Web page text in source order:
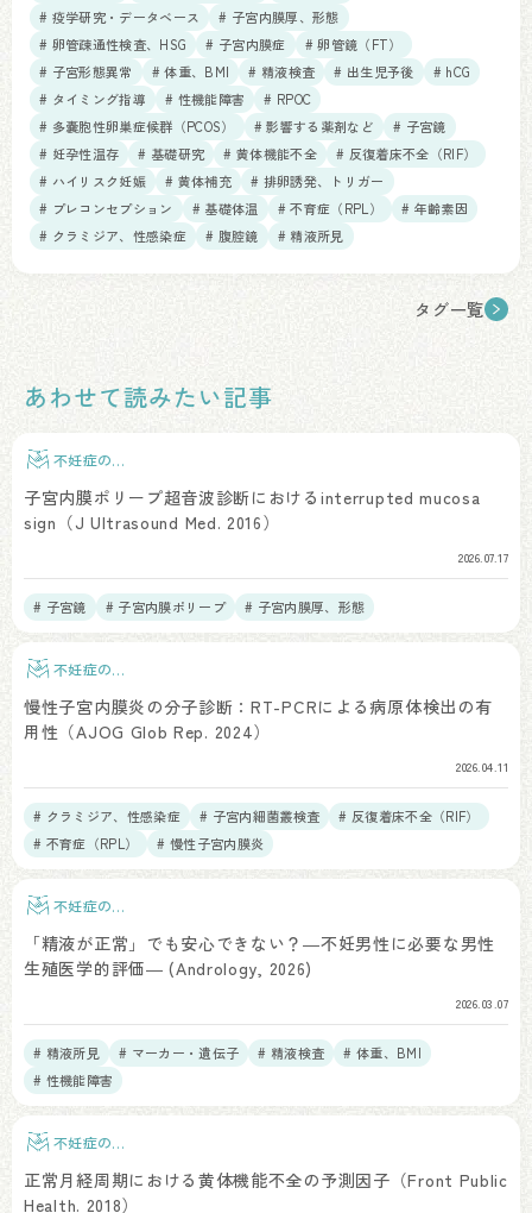
# 疫学研究・データベース
# 子宮内膜厚、形態
# 卵管疎通性検査、HSG
# 子宮内膜症
# 卵管鏡（FT）
# 子宮形態異常
# 体重、BMI # 精液検査 # 出生児予後
# hCG
# タイミング指導
# 性機能障害
# RPOC
# 多嚢胞性卵巣症候群（PCOS）
# 影響する薬剤など
# 子宮鏡
# 妊孕性温存
# 基礎研究 # 黄体機能不全
# 反復着床不全（RIF）
# ハイリスク妊娠
# 黄体補充
# 排卵誘発、トリガー
# プレコンセプション
# 基礎体温 # 不育症（RPL）
# 年齢素因
# クラミジア、性感染症
# 腹腔鏡 # 精液所見
タグ一覧
あわせて読みたい記事
不妊症の検
子宮内膜ポリープ超音波診断におけるinterrupted mucosa
sign（J Ultrasound Med. 2016）
2026.07.17
# 子宮鏡 # 子宮内膜ポリープ # 子宮内膜厚、形態
不妊症の検
慢性子宮内膜炎の分子診断：RT-PCRによる病原体検出の有
用性（AJOG Glob Rep. 2024）
2026.04.11
# クラミジア、性感染症 # 子宮内細菌叢検査
# 反復着床不全（RIF）
# 不育症（RPL）
# 慢性子宮内膜炎
不妊症の検
「精液が正常」でも安心できない？―不妊男性に必要な男性
生殖医学的評価― (Andrology, 2026)
2026.03.07
# 精液所見 # マーカー・遺伝子 # 精液検査
# 体重、BMI
# 性機能障害
不妊症の検
正常月経周期における黄体機能不全の予測因子（Front Public
Health. 2018）